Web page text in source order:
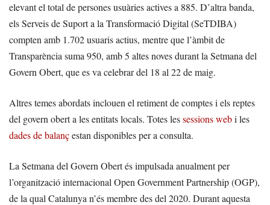
elevant el total de persones usuàries actives a 885. D’altra banda,
els Serveis de Suport a la Transformació Digital (SeTDIBA)
compten amb 1.702 usuaris actius, mentre que l’àmbit de
Transparència suma 950, amb 5 altes noves durant la Setmana del
Govern Obert, que es va celebrar del 18 al 22 de maig.
Altres temes abordats inclouen el retiment de comptes i els reptes
del govern obert a les entitats locals. Totes lessessions webi les
dades de balançestan disponibles per a consulta.
La Setmana del Govern Obert és impulsada anualment per
l’organització internacional Open Government Partnership (OGP),
de la qual Catalunya n’és membre des del 2020. Durant aquesta